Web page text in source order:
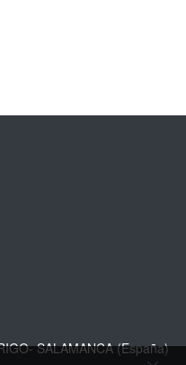
SALAMANCA(España)